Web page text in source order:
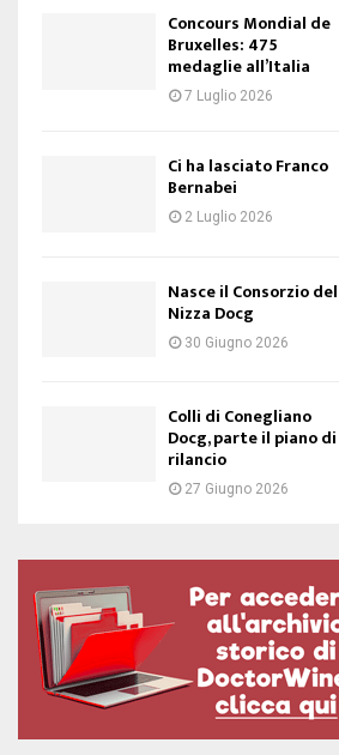
Concours Mondial de
Bruxelles: 475
medaglie all’Italia
7 Luglio 2026
Ci ha lasciato Franco
Bernabei
2 Luglio 2026
Nasce il Consorzio del
Nizza Docg
30 Giugno 2026
Colli di Conegliano
Docg, parte il piano di
rilancio
27 Giugno 2026